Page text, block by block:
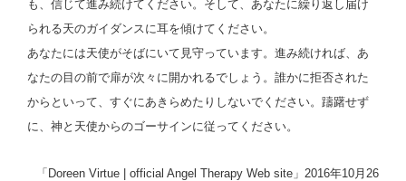
も、信じて進み続けてください。そして、あなたに繰り返し届け
られる天のガイダンスに耳を傾けてください。
あなたには天使がそばにいて見守っています。進み続ければ、あ
なたの目の前で扉が次々に開かれるでしょう。誰かに拒否された
からといって、すぐにあきらめたりしないでください。躊躇せず
に、神と天使からのゴーサインに従ってください。
「Doreen Virtue | official Angel Therapy Web site」2016年10月26